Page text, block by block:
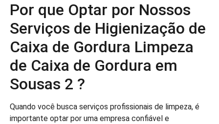
Por que Optar por Nossos
Serviços de Higienização de
Caixa de Gordura Limpeza
de Caixa de Gordura em
Sousas 2 ?
Quando você busca serviços profissionais de limpeza, é
importante optar por uma empresa confiável e